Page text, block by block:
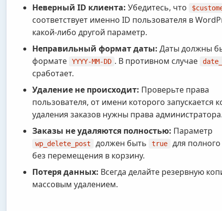
Неверный ID клиента: Убедитесь, что
соответствует именно ID пользователя в
какой-либо другой параметр.
Неправильный формат даты: Даты должны
формате
YYYY-MM-DD . В противном случае
сработает.
Удаление не происходит: Проверьте права
пользователя, от имени которого запускается
удаления заказов нужны права
Заказы не удаляются полностью: Параметр
wp_delete_post должен быть true
для
без перемещения в корзину.
Потеря данных: Всегда делайте резервную
массовым удалением.